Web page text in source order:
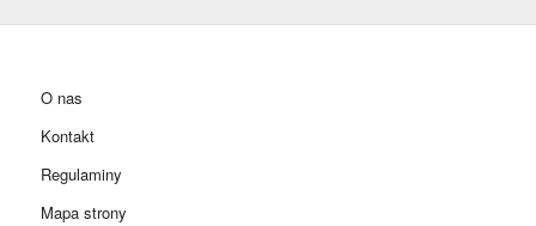
O nas
Kontakt
Regulaminy
Mapa strony